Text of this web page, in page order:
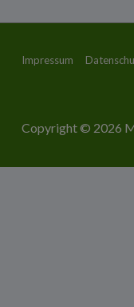
Footer-
Impressum
Copyright © 2026